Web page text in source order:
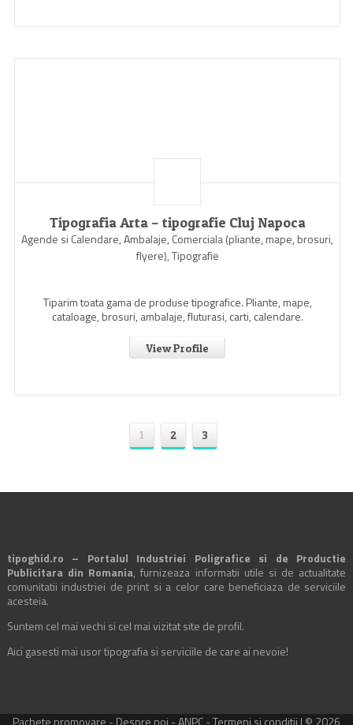
Tipografia Arta – tipografie Cluj Napoca
Agende si Calendare, Ambalaje, Comerciala (pliante, mape, brosuri,
flyere), Tipografie
Tiparim toata gama de produse tipografice. Pliante, mape,
cataloage, brosuri, ambalaje, fluturasi, carti, calendare.
View Profile
1 2 3
tipoghid.ro – Portalul Industriei Poligrafice si de Productie
Publicitara din Romania, furnizeaza informatii utile si de actualitate
comunitatii industriei de print si a celor care beneficiaza de serviciile
acesteia.
Suntem cel mai vechi si cel mai vizitat site de profil.
Aici gasesti mai usor tipografia si serviciile de care ai nevoie!
Pachete promovare - Despre noi -ANPC-Termeni si conditii | © 2026